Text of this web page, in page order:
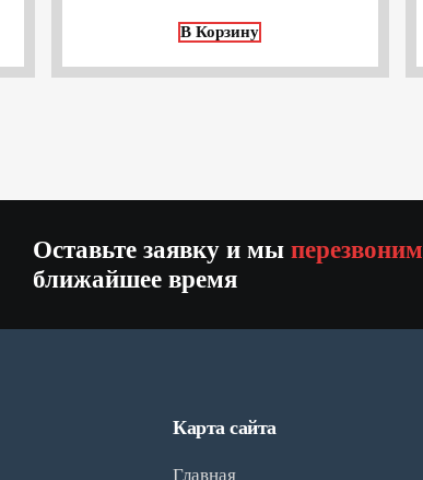
В Корзину
Оставьте заявку и мыперезвоним
ближайшее время
Карта сайта
Главная